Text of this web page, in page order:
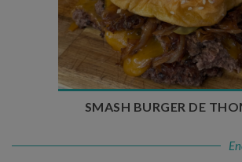
Temps de préparation : 20
Temps de cuisson : 5 à 10 min
Nombre de couverts : 4
SMASH BURGER DE